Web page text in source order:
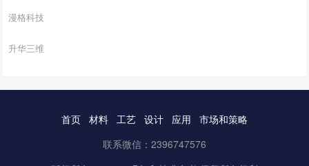
漫格科技
升华三维
首页 材料 工艺 设计 应用
市场和策略
联系微信：2396747576